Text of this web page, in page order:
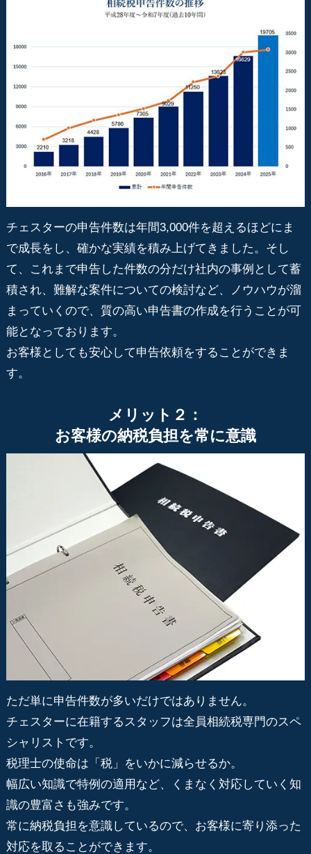
チェスターの申告件数は年間3,000件を超えるほどにま
で成長をし、確かな実績を積み上げてきました。そし
て、これまで申告した件数の分だけ社内の事例として蓄
積され、難解な案件についての検討など、ノウハウが溜
まっていくので、質の高い申告書の作成を行うことが可
能となっております。
お客様としても安心して申告依頼をすることができま
す。
メリット２：
お客様の納税負担を常に意識
ただ単に申告件数が多いだけではありません。
チェスターに在籍するスタッフは全員相続税専門のスペ
シャリストです。
税理士の使命は「税」をいかに減らせるか。
幅広い知識で特例の適用など、くまなく対応していく知
識の豊富さも強みです。
常に納税負担を意識しているので、お客様に寄り添った
対応を取ることができます。